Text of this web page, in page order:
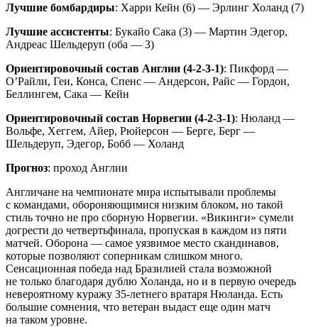
Лучшие бомбардиры: Харри Кейн (6) — Эрлинг Холанд (7)
Лучшие ассистенты: Букайо Сака (3) — Мартин Эдегор,
Андреас Шельдеруп (оба — 3)
Ориентировочный состав Англии (4-2-3-1): Пикфорд —
О’Райли, Геи, Конса, Спенс — Андерсон, Райс — Гордон,
Беллингем, Сака — Кейн
Ориентировочный состав Норвегии (4-2-3-1): Нюланд —
Вольфе, Хеггем, Айер, Рюйерсон — Берге, Берг —
Шельдеруп, Эдегор, Бобб — Холанд
Прогноз: проход Англии
Англичане на чемпионате мира испытывали проблемы
с командами, обороняющимися низким блоком, но такой
стиль точно не про сборную Норвегии. «Викинги» сумели
догрести до четвертьфинала, пропуская в каждом из пяти
матчей. Оборона — самое уязвимое место скандинавов,
которые позволяют соперникам слишком много.
Сенсационная победа над Бразилией стала возможной
не только благодаря дублю Холанда, но и в первую очередь
невероятному куражу 35-летнего вратаря Нюланда. Есть
большие сомнения, что ветеран выдаст еще один матч
на таком уровне.